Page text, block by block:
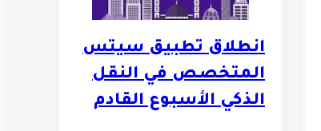
انطلاق تطبيق سيتس
المتخصص في النقل
الذكي الأسبوع القادم